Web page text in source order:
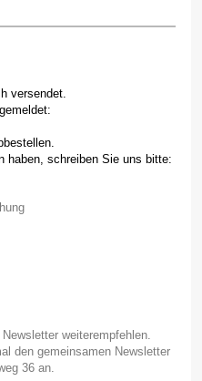
versendet.
haben, schreiben Sie uns bitte:
weiterempfehlen.
den gemeinsamen Newsletter
36 an.